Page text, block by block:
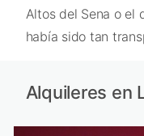
Altos del Sena o el
había sido tan
Alquileres en